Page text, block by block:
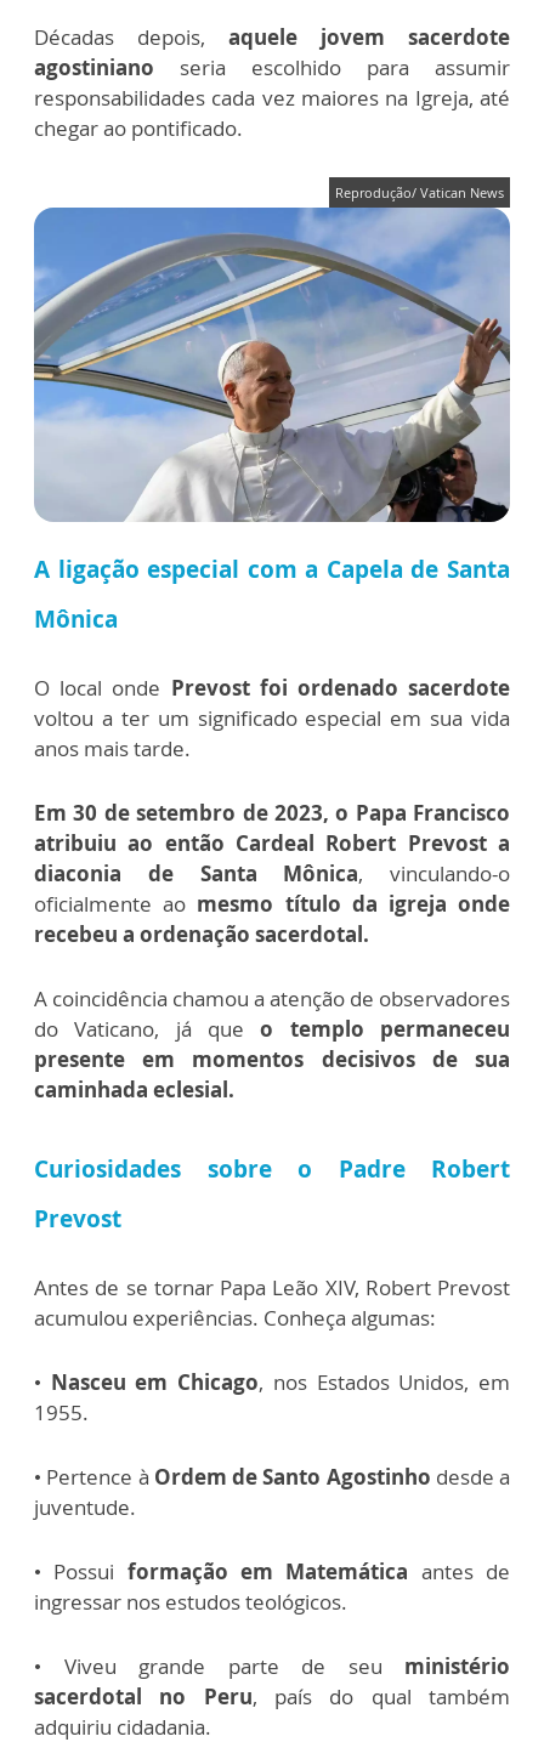
Décadas depois, aquele jovem sacerdote
agostiniano seria escolhido para assumir
responsabilidades cada vez maiores na Igreja, até
chegar ao pontificado.
Reprodução/ Vatican News
A ligação especial com a Capela de Santa
Mônica
O local onde Prevost foi ordenado sacerdote
voltou a ter um significado especial em sua vida
anos mais tarde.
Em 30 de setembro de 2023, o Papa Francisco
atribuiu ao então Cardeal Robert Prevost a
diaconia de Santa Mônica, vinculando-o
oficialmente ao mesmo título da igreja onde
recebeu a ordenação sacerdotal.
A coincidência chamou a atenção de observadores
do Vaticano, já que o templo permaneceu
presente em momentos decisivos de sua
caminhada eclesial.
Curiosidades sobre o Padre Robert
Prevost
Antes de se tornar Papa Leão XIV, Robert Prevost
acumulou experiências. Conheça algumas:
• Nasceu em Chicago, nos Estados Unidos, em
1955.
• Pertence à Ordem de Santo Agostinho desde a
juventude.
• Possui formação em Matemática antes de
ingressar nos estudos teológicos.
• Viveu grande parte de seu ministério
sacerdotal no Peru, país do qual também
adquiriu cidadania.